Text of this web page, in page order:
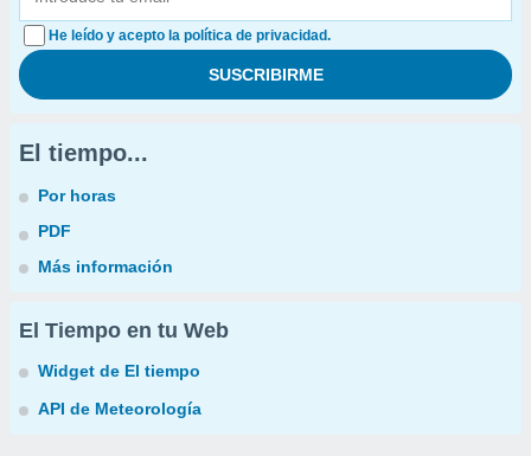
He leído y acepto la política de privacidad.
El tiempo...
Por horas
PDF
Más información
El Tiempo en tu Web
Widget de El tiempo
API de Meteorología